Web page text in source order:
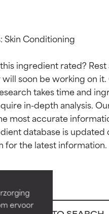
ervoor
Skin Conditioning
ingredient rated?
soon be working on it.
takes time and
in-depth analysis.
most accurate
database is updated
Beoordelingen van
ingrediënten
Bewezen en ondersteund
onafhankelijk onderzoek.
Beoordelingen van
ingrediënten
Bewezen en ondersteund
onafhankelijk onderzoek.